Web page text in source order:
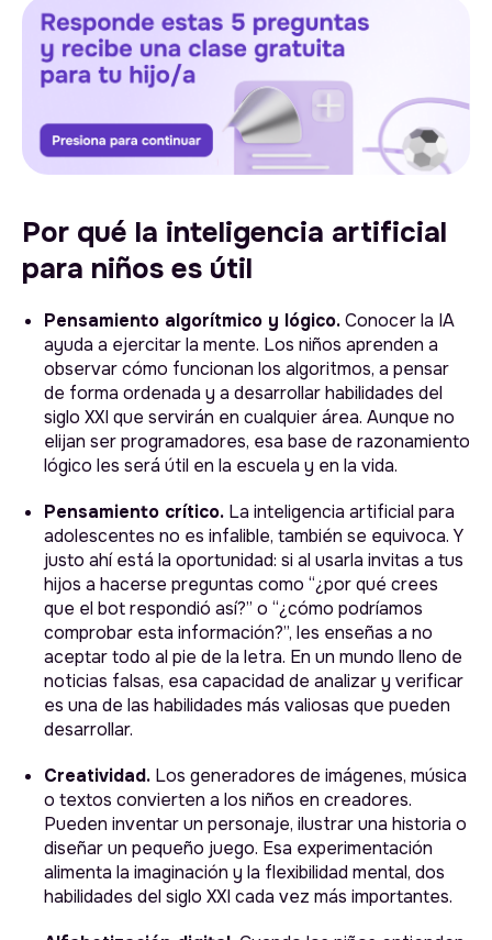
Por qué la inteligencia artificial
para niños es útil
Pensamiento algorítmico y lógico.Conocer la IA
ayuda a ejercitar la mente. Los niños aprenden a
observar cómo funcionan los algoritmos, a pensar
de forma ordenada y a desarrollar habilidades del
siglo XXI que servirán en cualquier área. Aunque no
elijan ser programadores, esa base de razonamiento
lógico les será útil en la escuela y en la vida.
Pensamiento crítico. La inteligencia artificial para
adolescentes no es infalible, también se equivoca. Y
justo ahí está la oportunidad: si al usarla invitas a tus
hijos a hacerse preguntas como “¿por qué crees
que el bot respondió así?” o “¿cómo podríamos
comprobar esta información?”, les enseñas a no
aceptar todo al pie de la letra. En un mundo lleno de
noticias falsas, esa capacidad de analizar y verificar
es una de las habilidades más valiosas que pueden
desarrollar.
Creatividad. Los generadores de imágenes, música
o textos convierten a los niños en creadores.
Pueden inventar un personaje, ilustrar una historia o
diseñar un pequeño juego. Esa experimentación
alimenta la imaginación y la flexibilidad mental, dos
habilidades del siglo XXI cada vez más importantes.